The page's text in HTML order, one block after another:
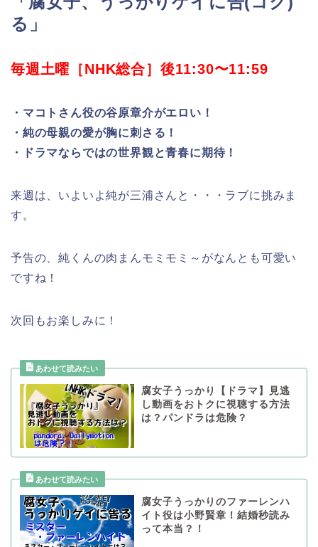
る」
毎週土曜［NHK総合］後11:30〜11:59
・マコトさん役の谷原章介がエロい！
・純の母親の愛が胸に刺さる！
・ドラマならではの世界観と青春に期待！
来週は、いよいよ純が三浦さんと・・・ラブに挑みま
す。
予告の、純くんの肉まんモミモミ～がなんとも可愛い
ですね！
次回もお楽しみに！
腐女子うっかり【ドラマ】見逃
し動画をおトクに視聴する方法
は？パンドラは危険？
腐女子うっかりのファーレンハ
イト役は小野賢章！結婚秒読み
って本当？！